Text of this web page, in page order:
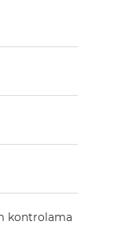
kontrolama